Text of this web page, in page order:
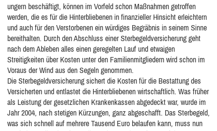
ungern beschäftigt, können im Vorfeld schon Maßnahmen getroffen
werden, die es für die Hinterbliebenen in finanzieller Hinsicht erleichtern
und auch für den Verstorbenen ein würdiges Begräbnis in seinem Sinne
bereithalten. Durch den Abschluss einer Sterbegeldversicherung geht
nach dem Ableben alles einen geregelten Lauf und etwaigen
Streitigkeiten über Kosten unter den Familienmitgliedern wird schon im
Voraus der Wind aus den Segeln genommen.
Die Sterbegeldversicherung sichert die Kosten für die Bestattung des
Versicherten und entlastet die Hinterbliebenen wirtschaftlich. Was früher
als Leistung der gesetzlichen Krankenkassen abgedeckt war, wurde im
Jahr 2004, nach stetigen Kürzungen, ganz abgeschafft. Das Sterbegeld,
was sich schnell auf mehrere Tausend Euro belaufen kann, muss nun